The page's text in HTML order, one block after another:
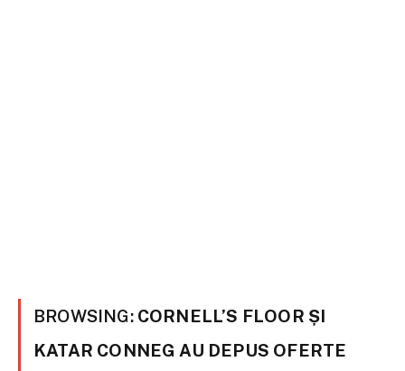
BROWSING: CORNELL’S FLOOR ȘI
KATAR CONNEG AU DEPUS OFERTE